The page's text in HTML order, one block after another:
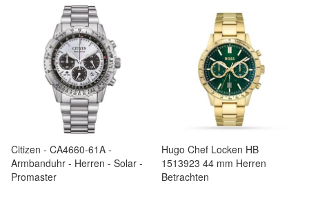
Citizen - CA4660-61A -
Armbanduhr - Herren - Solar -
Promaster
Hugo Chef Locken HB
1513923 44 mm Herren
Betrachten